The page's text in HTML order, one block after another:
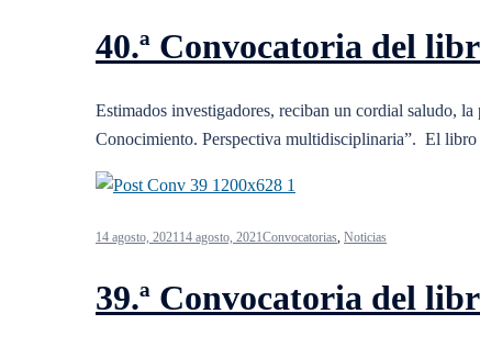
40.ª Convocatoria del
Estimados investigadores, reciban un cordial saludo,
Conocimiento. Perspectiva multidisciplinaria”. El
14 agosto, 2021 14 agosto, 2021Convocatorias Noticias
39.ª Convocatoria del